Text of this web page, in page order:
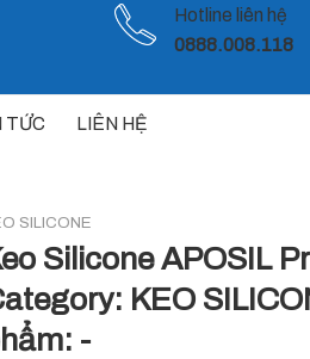
Hotline liên hệ
0888.008.118
TỨC LIÊN HỆ
SILICONE
Silicone APOSIL
KEO
-